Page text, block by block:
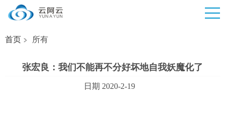
首页 所有
张宏良：我们不能再不分好坏地自我妖魔化了
日期 2020-2-19